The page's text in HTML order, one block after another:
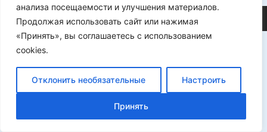
анализа посещаемости и улучшения материалов.
Продолжая использовать сайт или нажимая
«Принять», вы соглашаетесь с использованием
cookies.
Отклонить необязательные Настроить
Принять
©2026 FLProg